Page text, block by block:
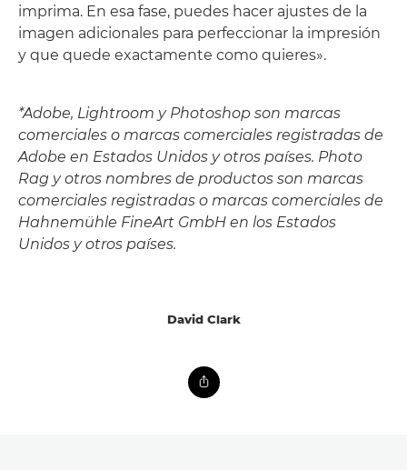
imprima. En esa fase, puedes hacer ajustes de la
imagen adicionales para perfeccionar la impresión
y que quede exactamente como quieres».
*Adobe, Lightroom y Photoshop son marcas
comerciales o marcas comerciales registradas de
Adobe en Estados Unidos y otros países. Photo
Rag y otros nombres de productos son marcas
comerciales registradas o marcas comerciales de
Hahnemühle FineArt GmbH en los Estados
Unidos y otros países.
David Clark